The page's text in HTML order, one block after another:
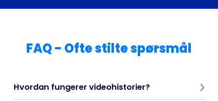
FAQ - Ofte stilte spørsmål
Hvordan fungerer videohistorier?